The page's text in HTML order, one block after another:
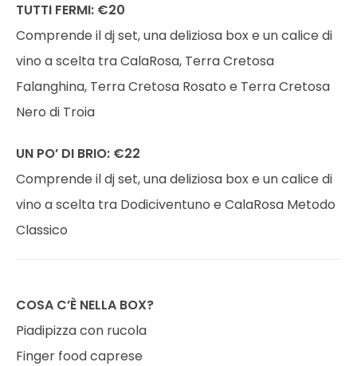
TUTTI FERMI: €20
Comprende il dj set, una deliziosa box e un calice di
vino a scelta tra CalaRosa, Terra Cretosa
Falanghina, Terra Cretosa Rosato e Terra Cretosa
Nero di Troia
UN PO’ DI BRIO: €22
Comprende il dj set, una deliziosa box e un calice di
vino a scelta tra Dodiciventuno e CalaRosa Metodo
Classico
COSA C’È NELLA BOX?
Piadipizza con rucola
Finger food caprese